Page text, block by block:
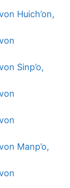
Huich’on,
Sinp’o,
Manp’o,